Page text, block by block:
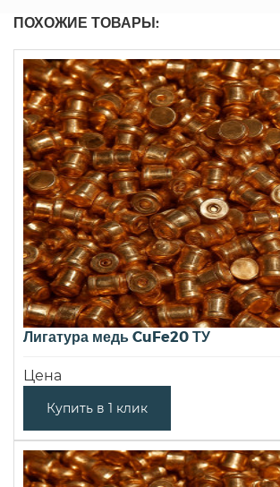
ПОХОЖИЕ ТОВАРЫ:
Лигатура медь CuFe20 ТУ
Цена
Купить в 1 клик